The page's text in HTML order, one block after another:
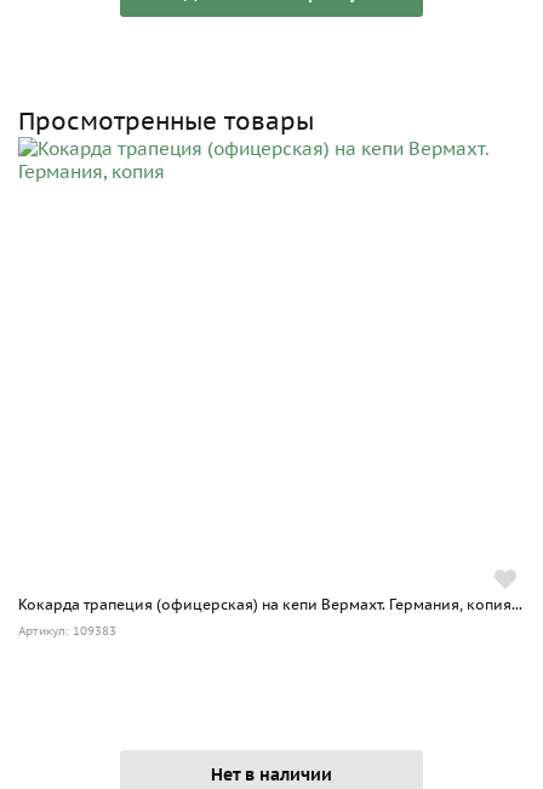
Просмотренные товары
Кокарда трапеция (офицерская) на кепи Вермахт. Германия, копия...
Артикул: 109383
Нет в наличии